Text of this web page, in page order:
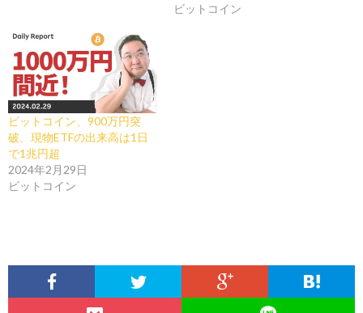
ビットコイン
ビットコイン、900万円突
破、現物ETFの出来高は1日
で1兆円超
2024年2月29日
ビットコイン